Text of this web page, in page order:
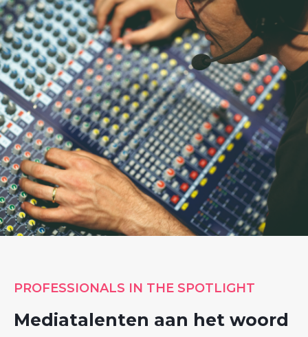
PROFESSIONALS IN THE SPOTLIGHT
Mediatalenten aan het woord